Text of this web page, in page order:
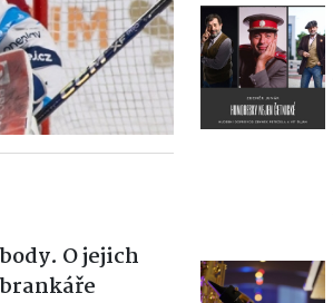
O jejich